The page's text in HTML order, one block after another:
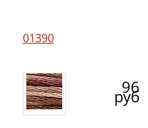
01390
96
руб